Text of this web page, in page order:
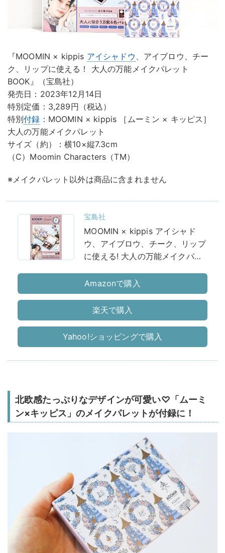
『MOOMIN × kippis アイシャドウ 、アイブロウ、チー
ク、リップに使える！ 大人の万能メイクパレット
BOOK』（宝島社）
発売日：2023年12月14日
特別定価：3,289円（税込）
特別付録 ：MOOMIN × kippis ［ムーミン × キッピス］
大人の万能メイクパレット
サイズ（約）：横10×縦7.3cm
（C）Moomin Characters（TM）
※メイクパレット以外は商品に含まれません
宝島社
MOOMIN × kippis アイシャド
ウ、アイブロウ、チーク、リップ
に使える! 大人の万能メイクパレ
Amazonで購入
楽天で購入
Yahoo!ショッピングで購入
北欧感たっぷりなデザインが可愛い♡「ムーミ
ン×キッピス」のメイクパレットが付録に！